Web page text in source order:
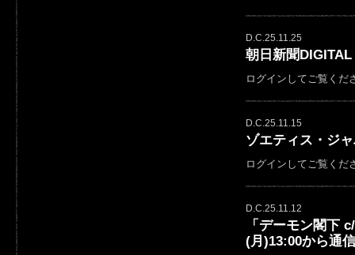
D.C.25.11.25
朝日新聞DIGITAL
ログインしてご覧くだ
D.C.25.11.15
ゾエティス・ジ
ログインしてご覧くだ
D.C.25.11.12
「デーモン閣下
(月)13:00から通